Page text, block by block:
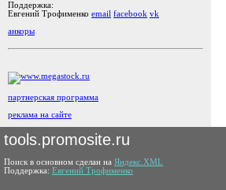
Поддержка:
Евгений Трофименко email facebook vk
анкоры
партнерская программа
реклама на сайте
tools.promosite.ru
Поиск в основном сделан на Яндекс.XML
Поддержка: Евгений Трофименко